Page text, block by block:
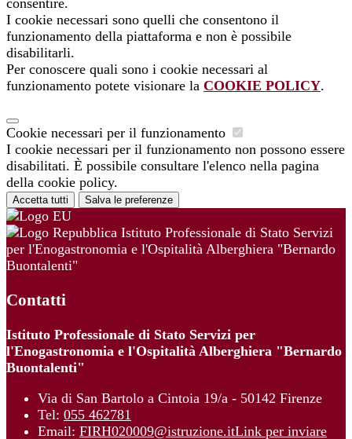
I cookie necessari sono quelli che consentono il
funzionamento della piattaforma e non è possibile
disabilitarli.
Per conoscere quali sono i cookie necessari al
funzionamento potete visionare la COOKIE POLICY.
Cookie necessari per il funzionamento
I cookie necessari per il funzionamento non possono essere
disabilitati. È possibile consultare l'elenco nella pagina
della cookie policy.
Accetta tutti Salva le preferenze
Istituto Professionale di Stato Servizi
per l'Enogastronomia e l'Ospitalità Alberghiera "Bernardo
Buontalenti"
Contatti
Istituto Professionale di Stato Servizi per
l'Enogastronomia e l'Ospitalità Alberghiera "Bernardo
Buontalenti"
Via di San Bartolo a Cintoia 19/a - 50142 Firenze
Tel: 055 462781
Email: FIRH020009@istruzione.itLink per inviare